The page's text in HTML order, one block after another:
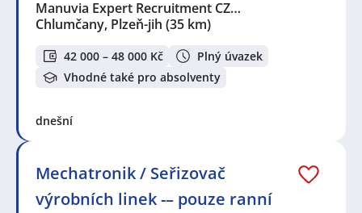
Manuvia Expert Recruitment CZ…
Chlumčany, Plzeň-jih (35 km)
42 000 – 48 000 Kč
Plný úvazek
Vhodné také pro absolventy
dnešní
Mechatronik / Seřizovač
výrobních linek -– pouze ranní